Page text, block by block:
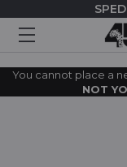
You cannot place a
NOT